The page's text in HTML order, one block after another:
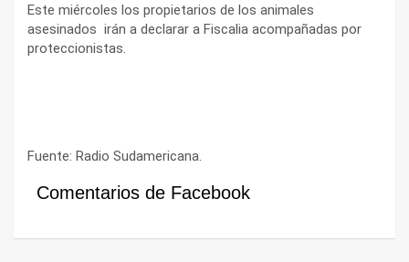
Este miércoles los propietarios de los animales
asesinados irán a declarar a Fiscalia acompañadas por
proteccionistas.
Fuente: Radio Sudamericana.
Comentarios de Facebook